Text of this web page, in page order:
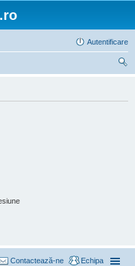
Autentificare
Echipa
Contactează-ne